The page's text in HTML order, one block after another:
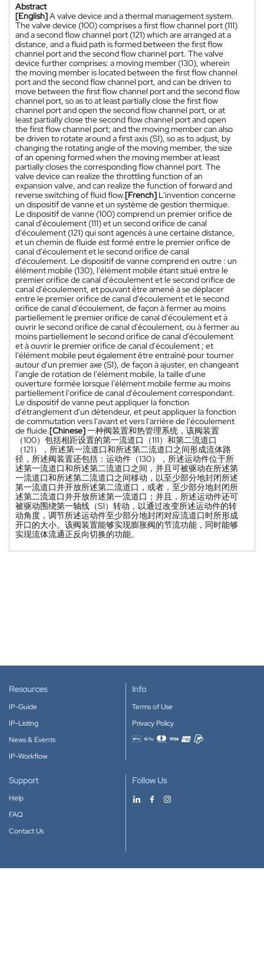
Abstract
[English]A valve device and a thermal management system.
The valve device (100) comprises a first flow channel port (111)
and a second flow channel port (121) which are arranged at a
distance, and a fluid path is formed between the first flow
channel port and the second flow channel port. The valve
device further comprises: a moving member (130), wherein
the moving member is located between the first flow channel
port and the second flow channel port, and can be driven to
move between the first flow channel port and the second flow
channel port, so as to at least partially close the first flow
channel port and open the second flow channel port, or at
least partially close the second flow channel port and open
the first flow channel port; and the moving member can also
be driven to rotate around a first axis (S1), so as to adjust, by
changing the rotating angle of the moving member, the size
of an opening formed when the moving member at least
partially closes the corresponding flow channel port. The
valve device can realize the throttling function of an
expansion valve, and can realize the function of forward and
reverse switching of fluid flow.[French] L'invention concerne
un dispositif de vanne et un système de gestion thermique.
Le dispositif de vanne (100) comprend un premier orifice de
canal d'écoulement (111) et un second orifice de canal
d'écoulement (121) qui sont agencés à une certaine distance,
et un chemin de fluide est formé entre le premier orifice de
canal d'écoulement et le second orifice de canal
d'écoulement. Le dispositif de vanne comprend en outre : un
élément mobile (130), l'élément mobile étant situé entre le
premier orifice de canal d'écoulement et le second orifice de
canal d'écoulement, et pouvant être amené à se déplacer
entre le premier orifice de canal d'écoulement et le second
orifice de canal d'écoulement, de façon à fermer au moins
partiellement le premier orifice de canal d'écoulement et à
ouvrir le second orifice de canal d'écoulement, ou à fermer au
moins partiellement le second orifice de canal d'écoulement
et à ouvrir le premier orifice de canal d'écoulement ; et
l'élément mobile peut également être entraîné pour tourner
autour d'un premier axe (S1), de façon à ajuster, en changeant
l'angle de rotation de l'élément mobile, la taille d'une
ouverture formée lorsque l'élément mobile ferme au moins
partiellement l'orifice de canal d'écoulement correspondant.
Le dispositif de vanne peut appliquer la fonction
d'étranglement d'un détendeur, et peut appliquer la fonction
de commutation vers l'avant et vers l'arrière de l'écoulement
de fluide.[Chinese]一种阀装置和热管理系统，该阀装置
（100）包括相距设置的第一流道口（111）和第二流道口
（121），所述第一流道口和所述第二流道口之间形成流体路
径，所述阀装置还包括：运动件（130），所述运动件位于所
述第一流道口和所述第二流道口之间，并且可被驱动在所述第
一流道口和所述第二流道口之间移动，以至少部分地封闭所述
第一流道口并开放所述第二流道口，或者，至少部分地封闭所
述第二流道口并开放所述第一流道口；并且，所述运动件还可
被驱动围绕第一轴线（S1）转动，以通过改变所述运动件的转
动角度，调节所述运动件至少部分地封闭对应流道口时所形成
开口的大小。该阀装置能够实现膨胀阀的节流功能，同时能够
实现流体流通正反向切换的功能。
Resources
IP-Guide
IP-Listing
News & Events
IP-Workflow
Info
Terms of Use
Privacy Policy
Accepted payment methods
Support
Help
FAQ
Contact Us
Follow Us